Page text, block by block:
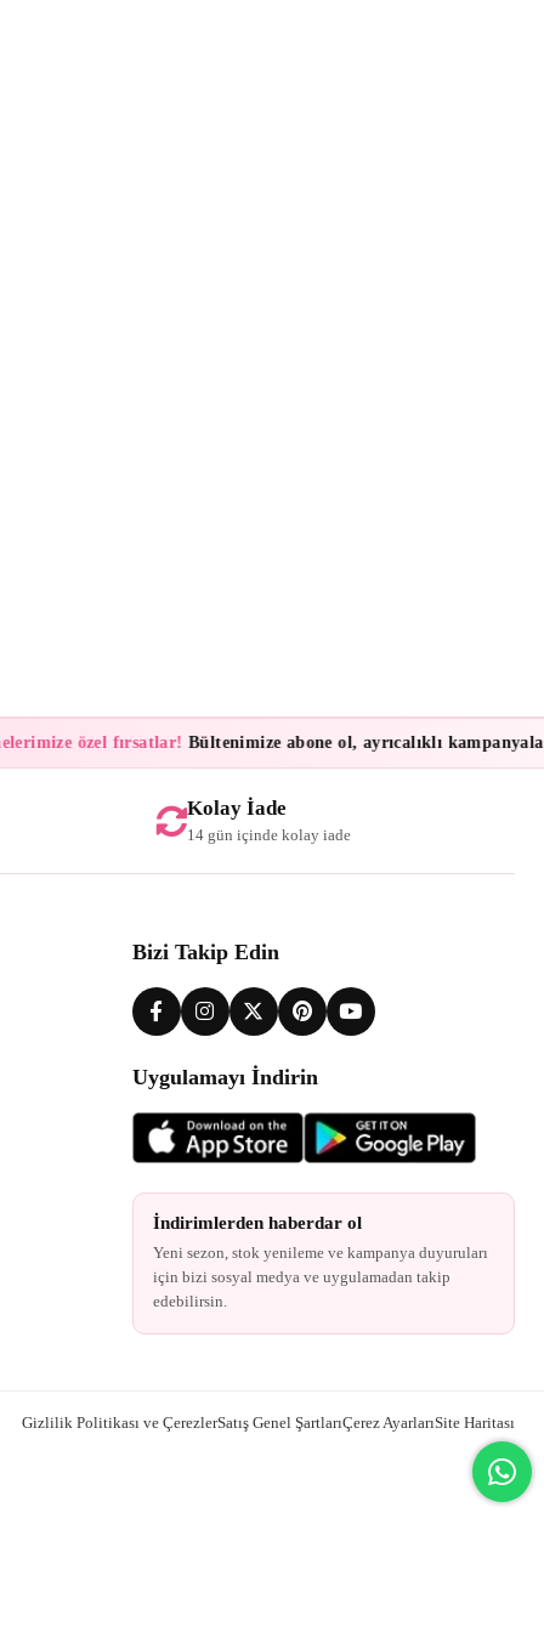
özel fırsatlar!Bültenimize abone ol, ayrıcalıklı kampanyalar
Kolay İade
14 gün içinde kolay iade
Bizi Takip Edin
Uygulamayı İndirin
İndirimlerden haberdar ol
Yeni sezon, stok yenileme ve kampanya duyuruları
için bizi sosyal medya ve uygulamadan takip
edebilirsin.
Gizlilik Politikası ve ÇerezlerSatış Genel ŞartlarıÇerez AyarlarıSite Haritası